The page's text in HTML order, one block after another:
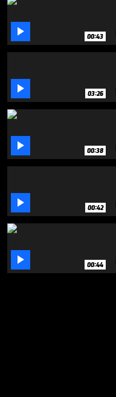
 00:43
 03:26
 00:38
 00:42
 00:44